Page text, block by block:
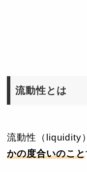
流動性とは
流動性（liquidity
かの度合いのこと